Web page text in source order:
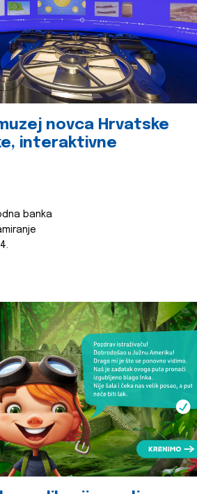
novca Hrvatske
interaktivne
banka